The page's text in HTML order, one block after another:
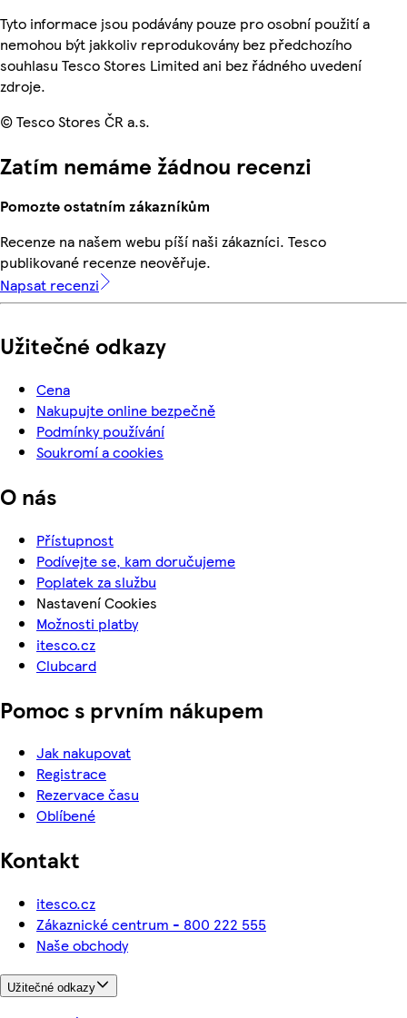
Tyto informace jsou podávány pouze pro osobní použití a
nemohou být jakkoliv reprodukovány bez předchozího
souhlasu Tesco Stores Limited ani bez řádného uvedení
zdroje.
© Tesco Stores ČR a.s.
Zatím nemáme žádnou recenzi
Pomozte ostatním zákazníkům
Recenze na našem webu píší naši zákazníci. Tesco
publikované recenze neověřuje.
Napsat recenzi
Užitečné odkazy
Cena
Nakupujte online bezpečně
Podmínky používání
Soukromí a cookies
O nás
Přístupnost
Podívejte se, kam doručujeme
Poplatek za službu
Nastavení Cookies
Možnosti platby
itesco.cz
Clubcard
Pomoc s prvním nákupem
Jak nakupovat
Registrace
Rezervace času
Oblíbené
Kontakt
itesco.cz
Zákaznické centrum - 800 222 555
Naše obchody
Užitečné odkazy